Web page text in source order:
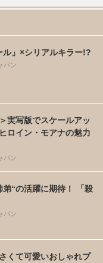
」×シリアルキラー!?
パン
実写版でスケールアッ
ロイン・モアナの魅力
パン
“の活躍に期待！ 「殺
パン
くて可愛いおしゃれプ